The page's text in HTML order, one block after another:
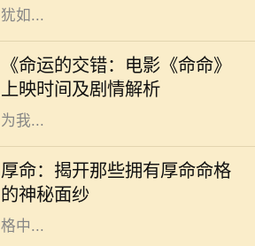
犹如...
《命运的交错：电影《命命》
上映时间及剧情解析
随着电影市场的蓬勃发展，越来越多
的电影作品吸引了观众的目光。其
中，备受期待的《命命》即将于近日
上映，这部充满悬念与情感的电影将
为我...
厚命：揭开那些拥有厚命命格
的神秘面纱
在中国传统文化中，命格一直是一个
令人着迷且神秘的话题。无论是算
命、风水，还是命理学，都是我们探
索未来和命运的工具。而在众多的命
格中...
2019年是中国农历的己亥年，亥年对